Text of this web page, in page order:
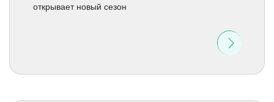
открывает новый сезон